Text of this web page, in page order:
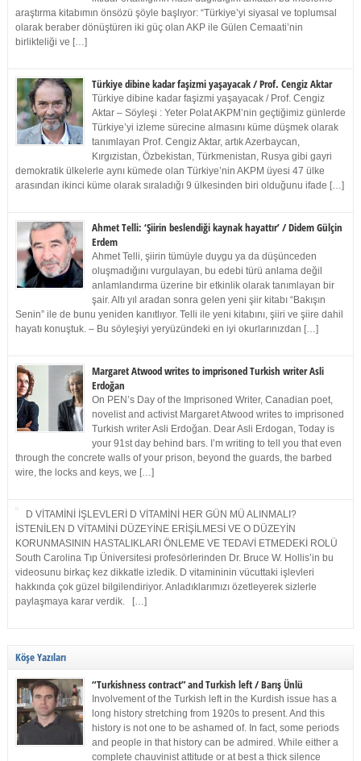
araştırma kitabımın önsözü şöyle başlıyor: “Türkiye’yi siyasal ve toplumsal
olarak beraber dönüştüren iki güç olan AKP ile Gülen Cemaati’nin
birlikteliği ve […]
Türkiye dibine kadar faşizmi yaşayacak / Prof. Cengiz Aktar
Türkiye dibine kadar faşizmi yaşayacak / Prof. Cengiz
Aktar – Söyleşi : Yeter Polat AKPM’nin geçtiğimiz günlerde
Türkiye’yi izleme sürecine almasını küme düşmek olarak
tanımlayan Prof. Cengiz Aktar, artık Azerbaycan,
Kırgızistan, Özbekistan, Türkmenistan, Rusya gibi gayri
demokratik ülkelerle aynı kümede olan Türkiye’nin AKPM üyesi 47 ülke
arasından ikinci küme olarak sıraladığı 9 ülkesinden biri olduğunu ifade […]
Ahmet Telli: ‘Şiirin beslendiği kaynak hayattır’ / Didem Gülçin
Erdem
Ahmet Telli, şiirin tümüyle duygu ya da düşünceden
oluşmadığını vurgulayan, bu edebi türü anlama değil
anlamlandırma üzerine bir etkinlik olarak tanımlayan bir
şair. Altı yıl aradan sonra gelen yeni şiir kitabı “Bakışın
Senin” ile de bunu yeniden kanıtlıyor. Telli ile yeni kitabını, şiiri ve şiire dahil
hayatı konuştuk. – Bu söyleşiyi yeryüzündeki en iyi okurlarınızdan […]
Margaret Atwood writes to imprisoned Turkish writer Asli
Erdoğan
On PEN’s Day of the Imprisoned Writer, Canadian poet,
novelist and activist Margaret Atwood writes to imprisoned
Turkish writer Asli Erdoğan. Dear Asli Erdogan, Today is
your 91st day behind bars. I’m writing to tell you that even
through the concrete walls of your prison, beyond the guards, the barbed
wire, the locks and keys, we […]
D VİTAMİNİ İŞLEVLERİ D VİTAMİNİ HER GÜN MÜ ALINMALI?
İSTENİLEN D VİTAMİNİ DÜZEYİNE ERİŞİLMESİ VE O DÜZEYİN
KORUNMASININ HASTALIKLARI ÖNLEME VE TEDAVİ ETMEDEKİ ROLÜ
South Carolina Tıp Üniversitesi profesörlerinden Dr. Bruce W. Hollis’in bu
videosunu birkaç kez dikkatle izledik. D vitamininin vücuttaki işlevleri
hakkında çok güzel bilgilendiriyor. Anladıklarımızı özetleyerek sizlerle
paylaşmaya karar verdik. […]
Köşe Yazıları
“Turkishness contract” and Turkish left / Barış Ünlü
Involvement of the Turkish left in the Kurdish issue has a
long history stretching from 1920s to present. And this
history is not one to be ashamed of. In fact, some periods
and people in that history can be admired. While either a
complete chauvinist attitude or at best a thick silence